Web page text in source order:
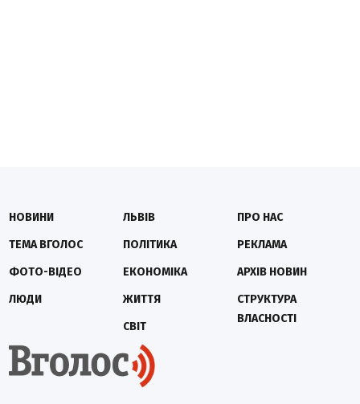
НОВИНИ
ТЕМА ВГОЛОС
ФОТО-ВІДЕО
ЛЮДИ
ЛЬВІВ
ПОЛІТИКА
ЕКОНОМІКА
ЖИТТЯ
СВІТ
ПРО НАС
РЕКЛАМА
АРХІВ НОВИН
СТРУКТУРА
ВЛАСНОСТІ